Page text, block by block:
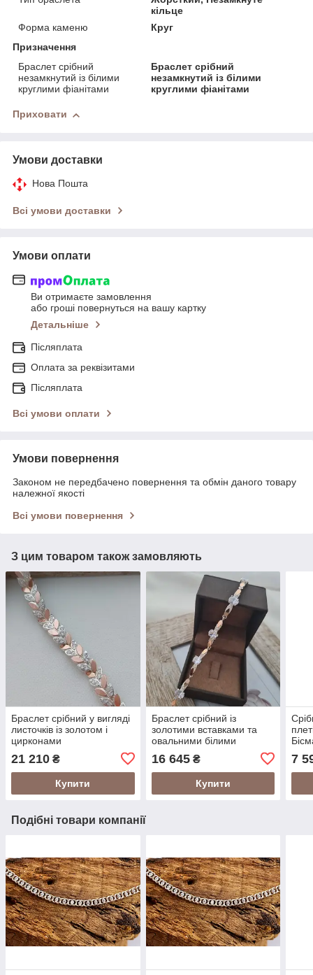
кільце
Форма каменю
Круг
Призначення
Браслет срібний
незамкнутий із білими
круглими фіанітами
Браслет срібний
незамкнутий із білими
круглими фіанітами
Приховати
Умови доставки
Нова Пошта
Всі умови доставки
Умови оплати
Ви отримаєте замовлення
або гроші повернуться на вашу картку
Детальніше
Післяплата
Оплата за реквізитами
Післяплата
Всі умови оплати
Умови повернення
Законом не передбачено повернення та обмін даного товару
належної якості
Всі умови повернення
З цим товаром також замовляють
Браслет срібний у вигляді
листочків із золотом і
цирконами
21 210 ₴
Купити
Браслет срібний із
золотими вставками та
овальними білими
16 645₴
Купити
7
Подібні товари компанії